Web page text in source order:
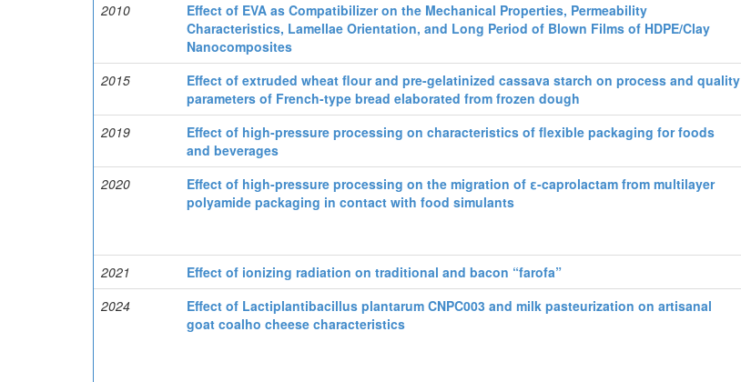
2010
Effect of EVA as Compatibilizer on the Mechanical Properties, Permeability
Characteristics, Lamellae Orientation, and Long Period of Blown Films of HDPE/Clay
Nanocomposites
2015
Effect of extruded wheat flour and pre-gelatinized cassava starch on process and quality
parameters of French-type bread elaborated from frozen dough
2019
Effect of high-pressure processing on characteristics of flexible packaging for foods
and beverages
2020
Effect of high-pressure processing on the migration of ε-caprolactam from multilayer
polyamide packaging in contact with food simulants
2021
Effect of ionizing radiation on traditional and bacon “farofa”
2024
Effect of Lactiplantibacillus plantarum CNPC003 and milk pasteurization on artisanal
goat coalho cheese characteristics